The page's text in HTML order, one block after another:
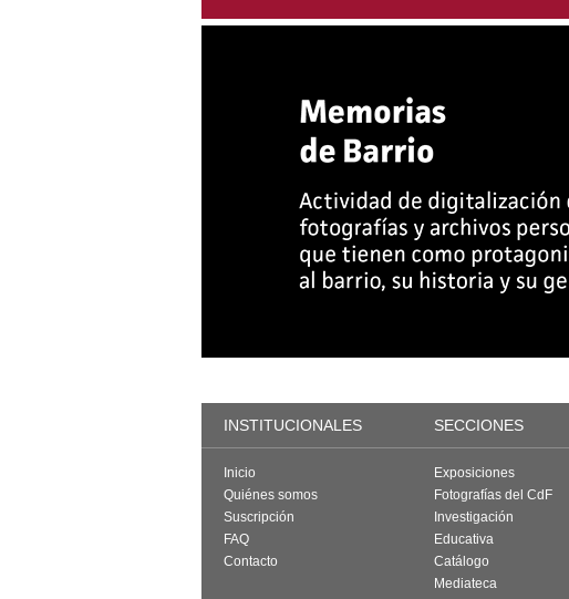
INSTITUCIONALES SECCIONES
Inicio
Quiénes somos
Suscripción
FAQ
Contacto
Exposiciones
Fotografías del CdF
Investigación
Educativa
Catálogo
Mediateca